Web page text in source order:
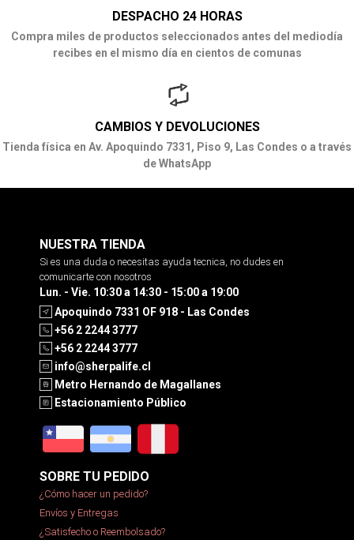
DESPACHO 24 HORAS
Compra miles de productos seleccionados antes del mediodía
recibes en el mismo día en cientos de comunas
CAMBIOS Y DEVOLUCIONES
Tienda física en Av. Apoquindo 7331, Piso 9, Las Condes o a través
de WhatsApp
NUESTRA TIENDA
Si es una duda o necesitas ayuda tecnica, no dudes en
comunicarte con nosotros
Lun. - Vie. 10:30 a 14:30 - 15:00 a 19:00
Apoquindo 7331 OF 918 - Las Condes
+56 2 2244 3777
+56 2 2244 3777
info@sherpalife.cl
Metro Hernando de Magallanes
Estacionamiento Público
SOBRE TU PEDIDO
¿Cómo hacer un pedido?
Envíos y Entregas
¿Satisfecho o Reembolsado?